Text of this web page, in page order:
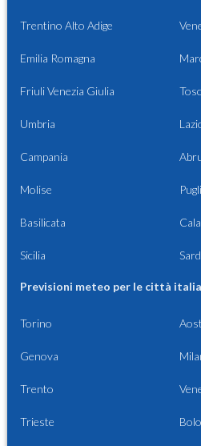
Trentino Alto Adige
Emilia Romagna
Friuli Venezia Giulia
Umbria
Campania
Molise
Basilicata
Sicilia
Previsioni meteo per le città
Torino
Genova
Trento
Trieste